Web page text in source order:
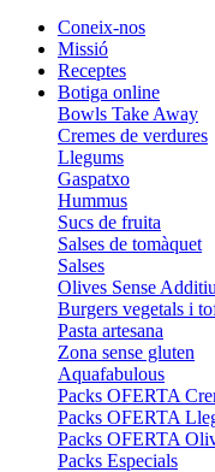
Coneix-nos
Missió
Receptes
Botiga online
Bowls Take Away
Cremes de verdures
Llegums
Gaspatxo
Hummus
Sucs de fruita
Salses de tomàquet
Salses
Olives Sense
Burgers vegetals i
Pasta artesana
Zona sense gluten
Aquafabulous
Packs OFERTA
Packs OFERTA
Packs OFERTA
Packs Especials